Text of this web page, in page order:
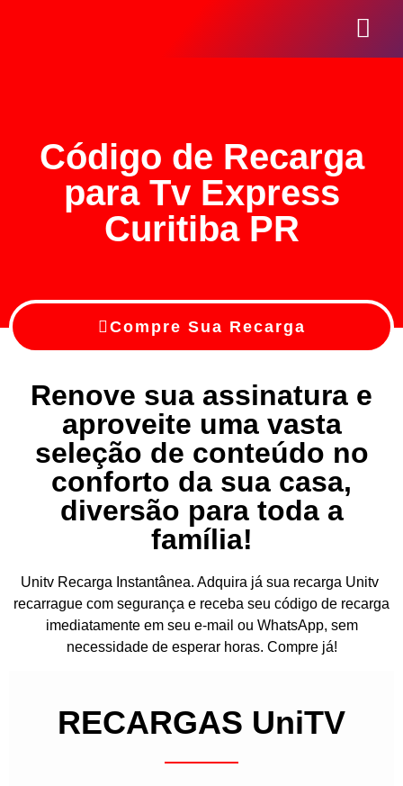
Código de Recarga
para Tv Express
Curitiba PR
Compre Sua Recarga
Renove sua assinatura e
aproveite uma vasta
seleção de conteúdo no
conforto da sua casa,
diversão para toda a
família!
Unitv Recarga Instantânea. Adquira já sua recarga Unitv
recarrague com segurança e receba seu código de recarga
imediatamente em seu e-mail ou WhatsApp, sem
necessidade de esperar horas. Compre já!
RECARGAS UniTV